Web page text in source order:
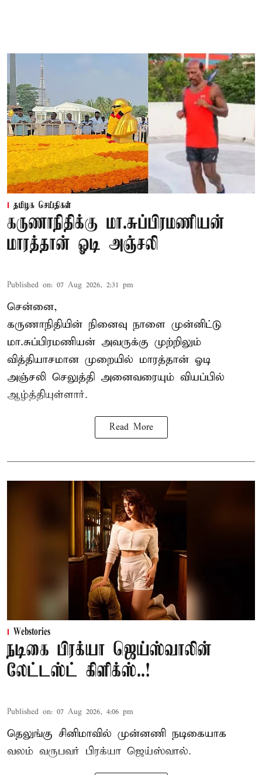
தமிழக செய்திகள்
கருணாநிதிக்கு மா.சுப்பிரமணியன்
மாரத்தான் ஓடி அஞ்சலி
Published on: 07 Aug 2026, 2:31 pm
சென்னை,
கருணாநிதியின் நினைவு நாளை முன்னிட்டு
மா.சுப்பிரமணியன் அவருக்கு முற்றிலும்
வித்தியாசமான முறையில் மாரத்தான் ஓடி
அஞ்சலி செலுத்தி அனைவரையும் வியப்பில்
ஆழ்த்தியுள்ளார்.
Read More
Webstories
நடிகை பிரக்யா ஜெய்ஸ்வாலின்
லேட்டஸ்ட் கிளிக்ஸ்..!
Published on: 07 Aug 2026, 4:06 pm
தெலுங்கு சினிமாவில் முன்னணி நடிகையாக
வலம் வருபவர் பிரக்யா ஜெய்ஸ்வால்.